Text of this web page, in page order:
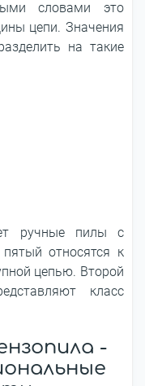
словами это
цепи. Значения
на такие
ручные пилы с
относятся к
цепью. Второй
класс
-